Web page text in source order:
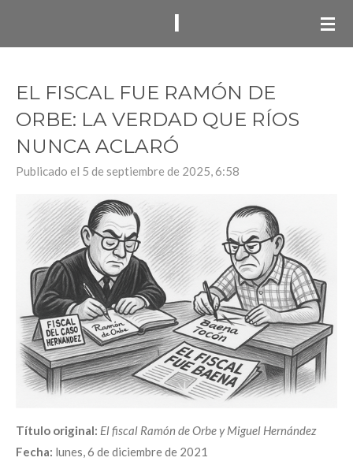
I
EL FISCAL FUE RAMÓN DE
ORBE: LA VERDAD QUE RÍOS
NUNCA ACLARÓ
Publicado el 5 de septiembre de 2025, 6:58
Título original: El fiscal Ramón de Orbe y Miguel Hernández
Fecha: lunes, 6 de diciembre de 2021